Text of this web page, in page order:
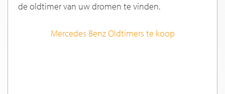
de oldtimer van uw dromen te vinden.
Mercedes Benz Oldtimers te koop